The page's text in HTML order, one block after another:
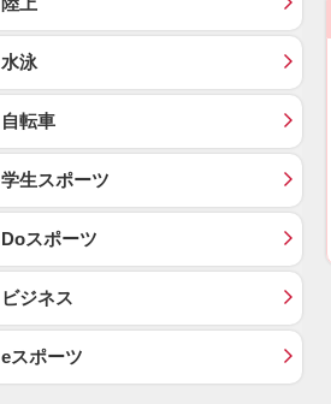
水泳
自転車
学生スポーツ
Doスポーツ
ビジネス
eスポーツ